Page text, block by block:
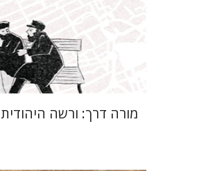
מחיר השקה
$42
$29
מורה דרך: ורשה היהודית 1938